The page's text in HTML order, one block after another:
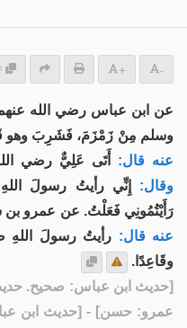
+ -
عن ابن عباس رضي الله
وسلم مِنْ زَمْزَمَ، فَشَرِبَ وهو
عنه قال: أَتَى عَلِيٌّ رضي
وقال: إِنِّي رأيتُ رسولَ
رَأَيْتُمُونِي فَعَلْتُ. عن عمرو بن
عنه قال: رأيتُ رسولَ اللهِ
وقَاعِدًا.
[حديث ابن عباس: صحيح.
عمرو: حسن] - [حديث ابن